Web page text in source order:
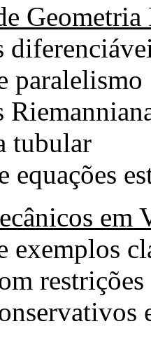
paralelismo
tubular
em